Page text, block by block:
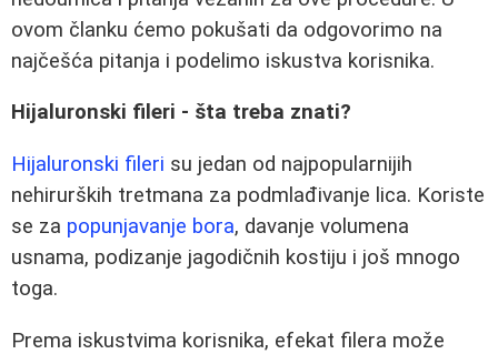
ovom članku ćemo pokušati da odgovorimo na
najčešća pitanja i podelimo iskustva korisnika.
Hijaluronski fileri - šta treba znati?
Hijaluronski fileri su jedan od najpopularnijih
nehirurških tretmana za podmlađivanje lica. Koriste
se za popunjavanje bora, davanje volumena
usnama, podizanje jagodičnih kostiju i još mnogo
toga.
Prema iskustvima korisnika, efekat filera može